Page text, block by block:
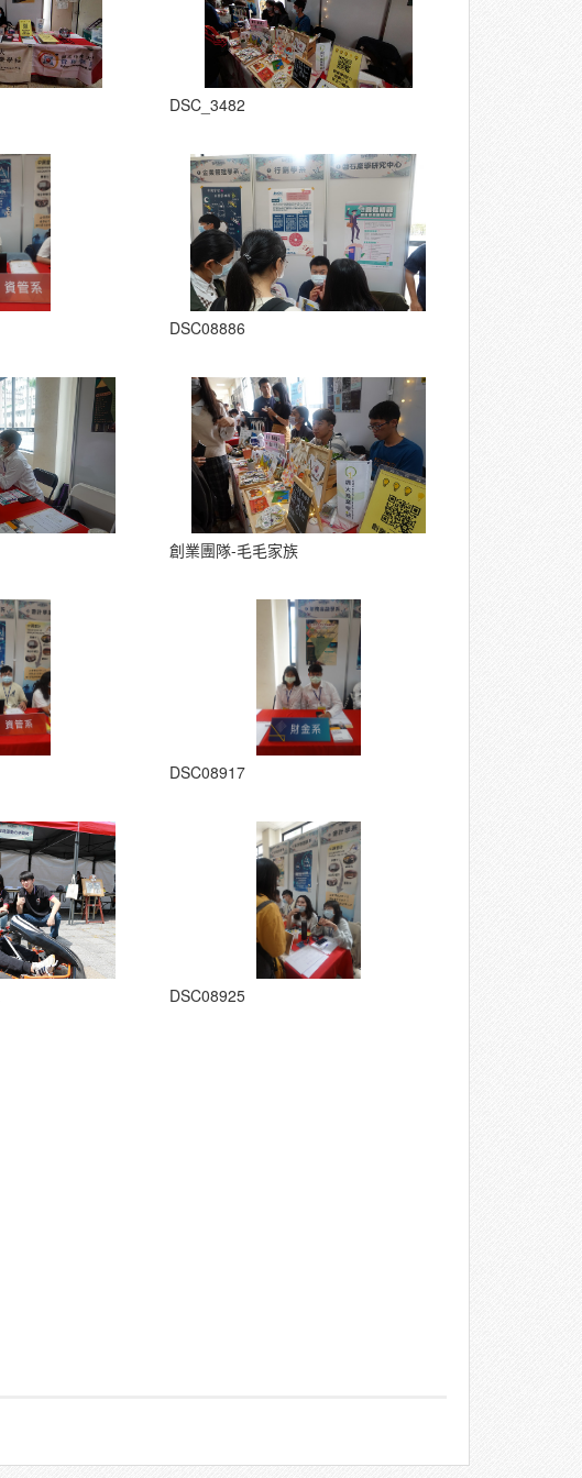
DSC_3482
DSC08886
創業團隊-毛毛家族
DSC08917
DSC08925